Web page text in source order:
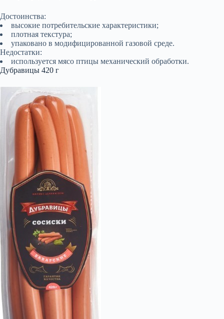
Достоинства:
высокие потребительские характеристики;
плотная текстура;
упаковано в модифицированной газовой среде.
Недостатки:
используется мясо птицы механический обработки.
Дубравицы 420 г